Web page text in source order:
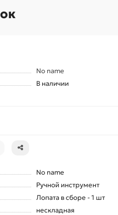
No name
В наличии
No name
Ручной инструмент
Лопата в сборе - 1 шт
нескладная